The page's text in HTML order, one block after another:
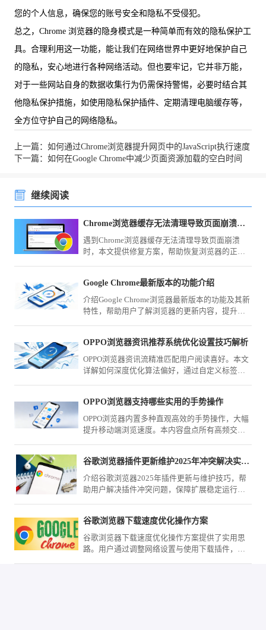
您的个人信息，确保您的账号安全和隐私不受侵犯。
总之，Chrome 浏览器的隐身模式是一种简单而有效的隐私保护工
具。合理利用这一功能，能让我们在网络世界中更好地保护自己
的隐私，安心地进行各种网络活动。但也要牢记，它并非万能，
对于一些网站自身的数据收集行为仍需保持警惕，必要时结合其
他隐私保护措施，如使用隐私保护插件、定期清理电脑缓存等，
全方位守护自己的网络隐私。
上一篇：如何通过Chrome浏览器提升网页中的JavaScript执行速度
下一篇：如何在Google Chrome中减少页面资源加载的空白时间
继续阅读
Chrome浏览器缓存无法清理导致页面崩溃的修复
遇到Chrome浏览器缓存无法清理导致页面崩溃
时，本文提供修复方案，帮助恢复浏览器的正常
Google Chrome最新版本的功能介绍
介绍Google Chrome浏览器最新版本的功能及其新
特性，帮助用户了解浏览器的更新内容，提升使
OPPO浏览器资讯推荐系统优化设置技巧解析
OPPO浏览器资讯流精准匹配用户阅读喜好。本文
详解如何深度优化算法偏好，通过自定义标签、
OPPO浏览器支持哪些实用的手势操作
OPPO浏览器内置多种直观高效的手势操作，大幅
提升移动端浏览速度。本内容盘点所有高频交互
互，让上网动作更灵动。
谷歌浏览器插件更新维护2025年冲突解决实用教程
介绍谷歌浏览器2025年插件更新与维护技巧，帮
助用户解决插件冲突问题，保障扩展稳定运行，
谷歌浏览器下载速度优化操作方案
谷歌浏览器下载速度优化操作方案提供了实用思
路。用户通过调整网络设置与使用下载插件，可